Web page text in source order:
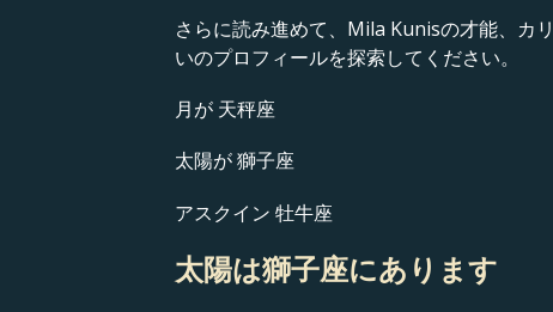
さらに読み進めて、Mila Kunisの才能、カ
いのプロフィールを探索してください。
月が 天秤座
太陽が 獅子座
アスクイン 牡牛座
太陽は獅子座にあります